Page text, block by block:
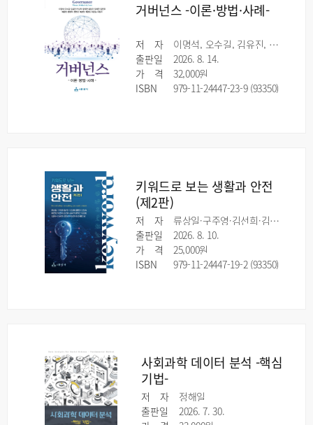
거버넌스 -이론·방법·사례-
저 자
이명석, 오수길, 김유진, 허성욱, 황태연, 유정모, 양세진, 강은주, 채종헌, 한창묵, 민연경, 이상엽, 여정원, 유은실, 유동주
출판일
2026. 8. 14.
가
격
32,000원
ISBN
979-11-24447-23-9 (93350)
키워드로 보는 생활과 안전
(제2판)
저 자
류상일·구주영·김선희·김성희·김영재·김정숙·류은영·박준하·손선화·송유진·양기근·엄영호·오윤수·이유헌·조민상·주성빈·채 진·황희영
출판일
2026. 8. 10.
가
격
25,000원
ISBN
979-11-24447-19-2 (93350)
사회과학 데이터 분석 -핵심
기법-
저 자
정해일
출판일
2026. 7. 30.